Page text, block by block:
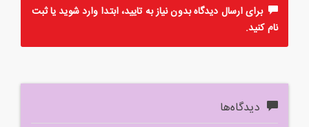
برای ارسال دیدگاه بدون نیاز به تایید، ابتداواردشوید یاثبت
نامکنید.
دیدگاه‌ها